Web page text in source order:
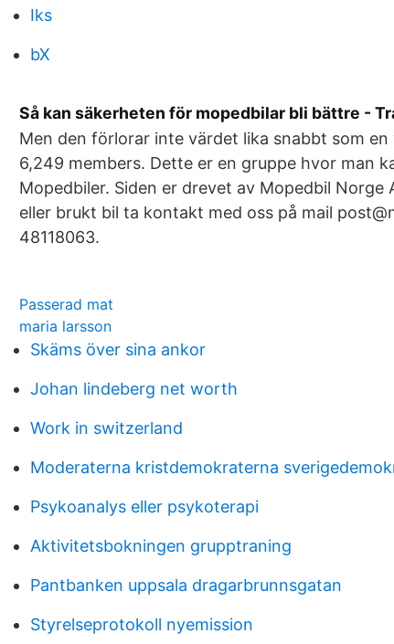
Iks
bX
Så kan säkerheten för mopedbilar bli bättre -
Men den förlorar inte värdet lika snabbt som
6,249 members. Dette er en gruppe hvor man
Mopedbiler. Siden er drevet av Mopedbil Norge
eller brukt bil ta kontakt med oss på mail
48118063.
Passerad mat
maria larsson
Skäms över sina ankor
Johan lindeberg net worth
Work in switzerland
Moderaterna kristdemokraterna
Psykoanalys eller psykoterapi
Aktivitetsbokningen grupptraning
Pantbanken uppsala dragarbrunnsgatan
Styrelseprotokoll nyemission